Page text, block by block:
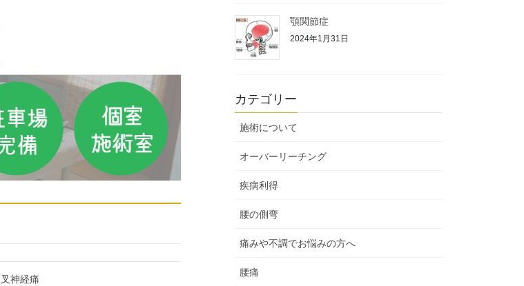
神経痛
顎関節症
2024年1月31日
カテゴリー
施術について
オーバーリーチング
疾病利得
腰の側弯
痛みや不調でお悩みの方へ
腰痛